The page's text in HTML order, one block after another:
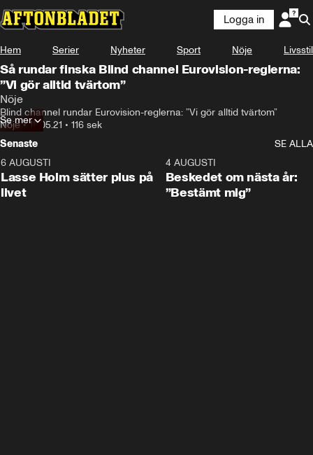
Logga in
Hem Serier Nyheter Sport Nöje Livsstil
Så rundar finska Blind channel Eurovision-reglerna:
”Vi gör alltid tvärtom”
Nöje
Blind channel rundar Eurovision-reglerna: ”Vi gör alltid tvärtom”
Nöje•18.05.21 • 116 sek
Se mer
Senaste
SE ALLA
6 AUGUSTI
Lasse Holm sätter plus på
livet
4 AUGUSTI
Beskedet om nästa år:
”Bestämt mig”